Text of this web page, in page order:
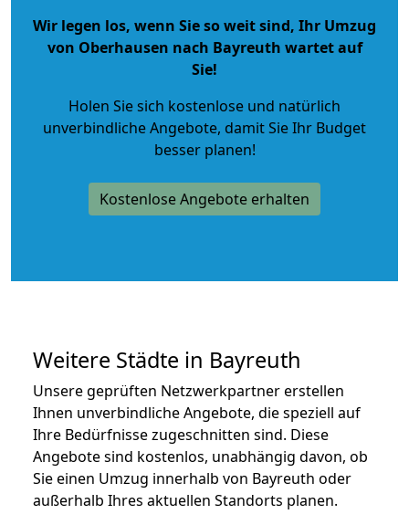
Wir legen los, wenn Sie so weit sind, Ihr Umzug
von Oberhausen nach Bayreuth wartet auf
Sie!
Holen Sie sich kostenlose und natürlich
unverbindliche Angebote, damit Sie Ihr Budget
besser planen!
Kostenlose Angebote erhalten
Weitere Städte in Bayreuth
Unsere geprüften Netzwerkpartner erstellen
Ihnen unverbindliche Angebote, die speziell auf
Ihre Bedürfnisse zugeschnitten sind. Diese
Angebote sind kostenlos, unabhängig davon, ob
Sie einen Umzug innerhalb von Bayreuth oder
außerhalb Ihres aktuellen Standorts planen.